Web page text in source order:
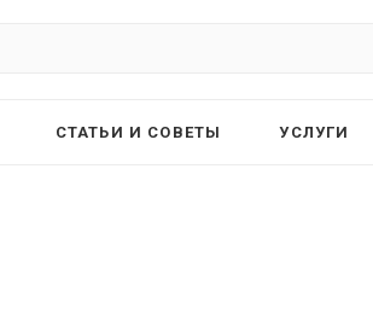
СТАТЬИ И СОВЕТЫ УСЛУГИ